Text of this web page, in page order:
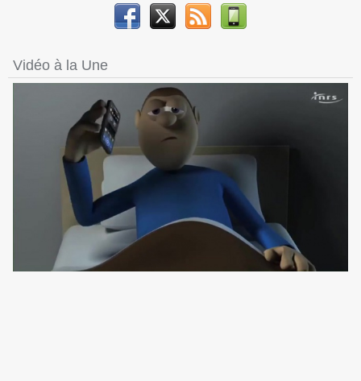
Vidéo à la Une